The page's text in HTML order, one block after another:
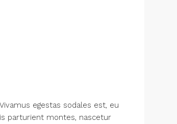
egestas sodales est, eu
parturient montes, nascetur